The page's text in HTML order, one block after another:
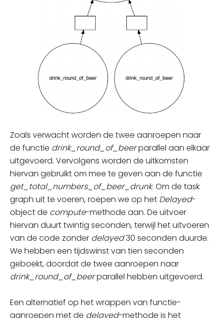
Zoals verwacht worden de twee aanroepen naar
de functie drink_round_of_beerparallel aan elkaar
uitgevoerd. Vervolgens worden de uitkomsten
hiervan gebruikt om mee te geven aan de functie
get_total_numbers_of_beer_drunk. Om de task
graph uit te voeren,roepen we op het Delayed-
object de compute-methode aan. De uitvoer
hiervan duurt twintig seconden, terwijl het uitvoeren
van de code zonder delayed30 seconden duurde.
We hebben een tijdswinst van tien seconden
geboekt, doordat de twee aanroepen naar
drink_round_of_beerparallel hebben uitgevoerd.
Een alternatief op het wrappen van functie-
aanroepen met de delayed-methode is het